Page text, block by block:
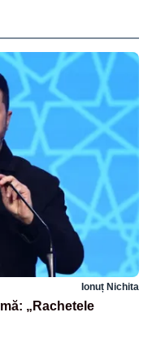
Ionuț Nichita
„Rachetele